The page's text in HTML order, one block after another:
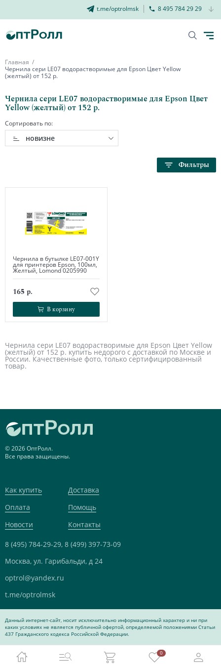
t.me/optrolmsk 8 495 784 29 29
Главная
Чернила сери LE07 водорастворимые для Epson Цвет Yellow
(желтый) от 152 р.
Чернила сери LE07 водорастворимые для Epson Цвет
Yellow (желтый) от 152 р.
Сортировать по:
новизне
Фильтры
Чернила в бутылке LE07-001Y
для принтеров Epson, 100мл,
Желтый, Lomond 0205990
165 р.
В корзину
В корзину
Чернила сери LE07 водорастворимые для Epson Цвет Yellow
(желтый) от 152 р. купить недорого с доставкой по Москве и
России. Качественные фото, только сертифицированный
товар.
0
© 2026 ОптРолл.
Все права защищены.
Как купить
Доставка
Оплата
Помощь
Новости
Контакты
8 (495) 784-29-29, 8 (499) 397-73-09
Москва, ул. Гарибальди, д 24
optrol@yandex.ru
t.me/optrolmsk
Данный интернет-сайт, носит исключительно информационный характер и ни при
каких условиях не является публичной офертой, определяемой положениями Статьи
437 Гражданского кодекса Российской Федерации.